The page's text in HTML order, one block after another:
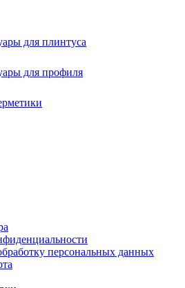
для плинтуса
для профиля
персональных данных